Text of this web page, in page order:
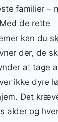
familier –
de rette
kan du
der, de
at tage
ikke dyre
Det
alder og